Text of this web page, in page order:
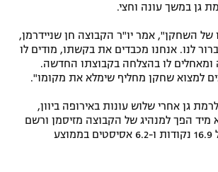
גן במשך עונה וחצי.
של השחקן", אמר יו"ר הקבוצה חן שניידרמן,
לנו. אנחנו מכבדים את בקשתו, מודים לו
ומאחלים לו בהצלחה בקבוצתו החדשה.
למצוא שחקן מחליף שימלא את מקומו".
הגיע לרמת גן אחרי שלוש עונות באירופה ביוון,
מיד הפך למנהיג של הקבוצה מזיסמן ורשם
מספרים נהדרים של 16.9 נקודות ו-6.2 אסיסטים בממוצע